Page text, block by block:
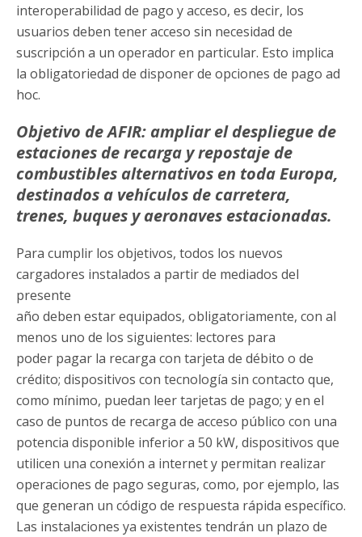
interoperabilidad de pago y acceso, es decir, los
usuarios deben tener acceso sin necesidad de
suscripción a un operador en particular. Esto implica
la obligatoriedad de disponer de opciones de pago ad
hoc.
Objetivo de AFIR: ampliar el despliegue de
estaciones de recarga y repostaje de
combustibles alternativos en toda Europa,
destinados a vehículos de carretera,
trenes, buques y aeronaves estacionadas.
Para cumplir los objetivos, todos los nuevos
cargadores instalados a partir de mediados del
presente
año deben estar equipados, obligatoriamente, con al
menos uno de los siguientes: lectores para
poder pagar la recarga con tarjeta de débito o de
crédito; dispositivos con tecnología sin contacto que,
como mínimo, puedan leer tarjetas de pago; y en el
caso de puntos de recarga de acceso público con una
potencia disponible inferior a 50 kW, dispositivos que
utilicen una conexión a internet y permitan realizar
operaciones de pago seguras, como, por ejemplo, las
que generan un código de respuesta rápida específico.
Las instalaciones ya existentes tendrán un plazo de